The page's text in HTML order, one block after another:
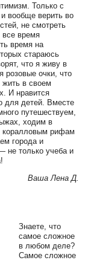
Только с
вообще верить во
не смотреть
все время
время на
стараюсь
что я живу в
розовые очки, что
жить в своем
И нравится
для детей. Вместе
путешествуем,
ходим в
коралловым рифам
города и
не только учеба и
Ваша Лена Д.
Знаете, что
самое сложное
в любом деле?
Самое сложное